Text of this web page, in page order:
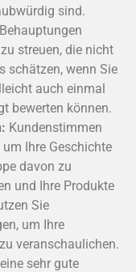
sind.
streuen, die nicht
schätzen, wenn Sie
auch einmal
bewerten können.
Kundenstimmen
Ihre Geschichte
davon zu
und Ihre Produkte
Sie
um Ihre
veranschaulichen.
sehr gute